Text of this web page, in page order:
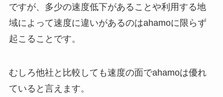
ですが、多少の速度低下があることや利用する地
域によって速度に違いがあるのはahamoに限らず
起こることです。
むしろ他社と比較しても速度の面でahamoは優れ
ていると言えます。